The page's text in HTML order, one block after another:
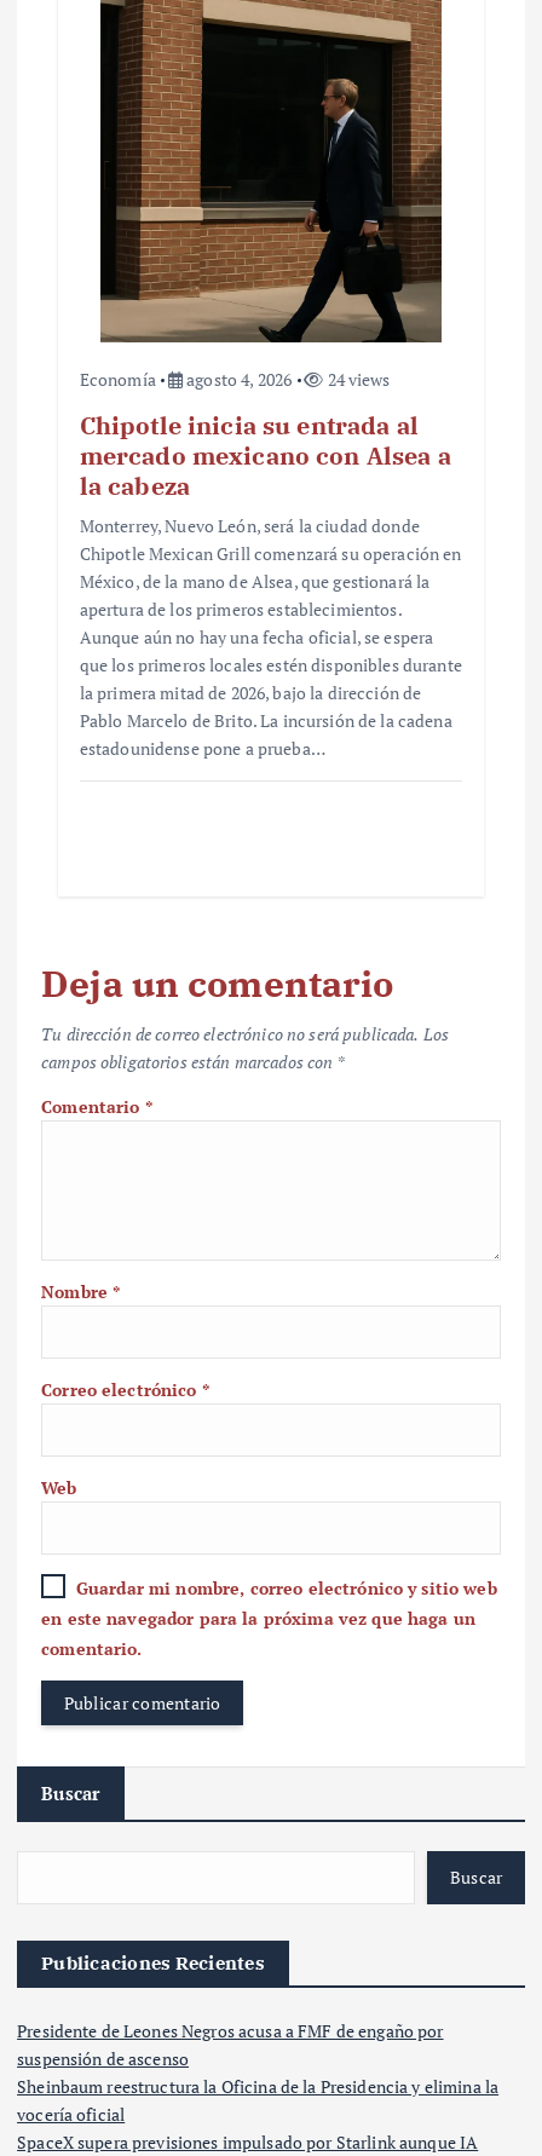
Economía agosto 4, 2026 24 views
Chipotle inicia su entrada al
mercado mexicano con Alsea a
la cabeza
Monterrey, Nuevo León, será la ciudad donde
Chipotle Mexican Grill comenzará su operación en
México, de la mano de Alsea, que gestionará la
apertura de los primeros establecimientos.
Aunque aún no hay una fecha oficial, se espera
que los primeros locales estén disponibles durante
la primera mitad de 2026, bajo la dirección de
Pablo Marcelo de Brito. La incursión de la cadena
estadounidense pone a prueba…
Deja un comentario
Tu dirección de correo electrónico no será publicada. Los
campos obligatorios están marcados con *
Comentario *
Nombre*
Correo electrónico *
Web
Guardar mi nombre, correo electrónico y sitio web
en este navegador para la próxima vez que haga un
comentario.
Buscar
Buscar
Publicaciones Recientes
Presidente de Leones Negros acusa a FMF de engaño por
suspensión de ascenso
Sheinbaum reestructura la Oficina de la Presidencia y elimina la
vocería oficial
SpaceX supera previsiones impulsado por Starlink aunque IA